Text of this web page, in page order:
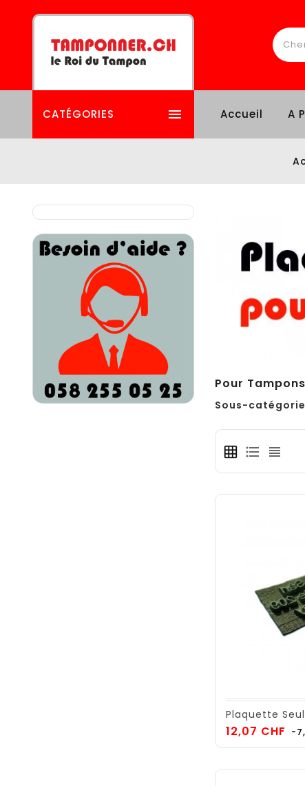
CATÉGORIES  Accueil A
Pour
Sous-
Plaquette
12,07 CHF
de
-